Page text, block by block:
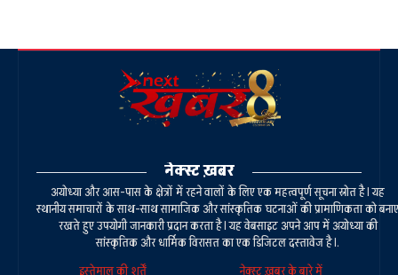
नेक्स्ट ख़बर
अयोध्या और आस-पास के क्षेत्रों में रहने वालों के लिए एक महत्वपूर्ण सूचना स्रोत है। यह
स्थानीय समाचारों के साथ-साथ सामाजिक और सांस्कृतिक घटनाओं की प्रामाणिकता को बनाए
रखते हुए उपयोगी जानकारी प्रदान करता है। यह वेबसाइट अपने आप में अयोध्या की
सांस्कृतिक और धार्मिक विरासत का एक डिजिटल दस्तावेज है।.
इस्तेमाल की शर्तें
नेक्स्ट ख़बर के बारे में